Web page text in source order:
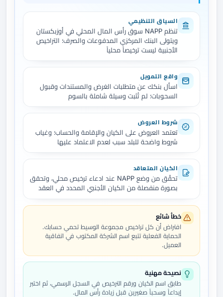
السياق التنظيمي
تنظم NAPP سوق رأس المال المحلي في أوزبكستان
ويتولى البنك المركزي المدفوعات والصرف؛ التراخيص
الأجنبية ليست ترخيصاً محلياً
واقع التمويل
اسأل بنكك عن متطلبات الغرض والمستندات وقبول
السحوبات؛ لم تُثبت وسيلة شاملة بالسوم
شروط العروض
تعتمد العروض على الكيان والإقامة والحساب؛ وغياب
شروط واضحة للبلد سبب لعدم الاعتماد عليها
الكيان المتعاقد
تحقّق من وضع NAPP عند ادعاء ترخيص محلي، وتحقق
بصورة منفصلة من الكيان الأجنبي المحدد في العقد
خطأ شائع
افتراض أن كل تراخيص مجموعة الوسيط تحمي حسابك.
الحماية الفعلية تتبع اسم الشركة المكتوب في اتفاقية
العميل.
نصيحة مهنية
طابق اسم الكيان ورقم الترخيص في السجل الرسمي، ثم اختبر
إيداعاً وسحباً صغيرين قبل زيادة رأس المال.